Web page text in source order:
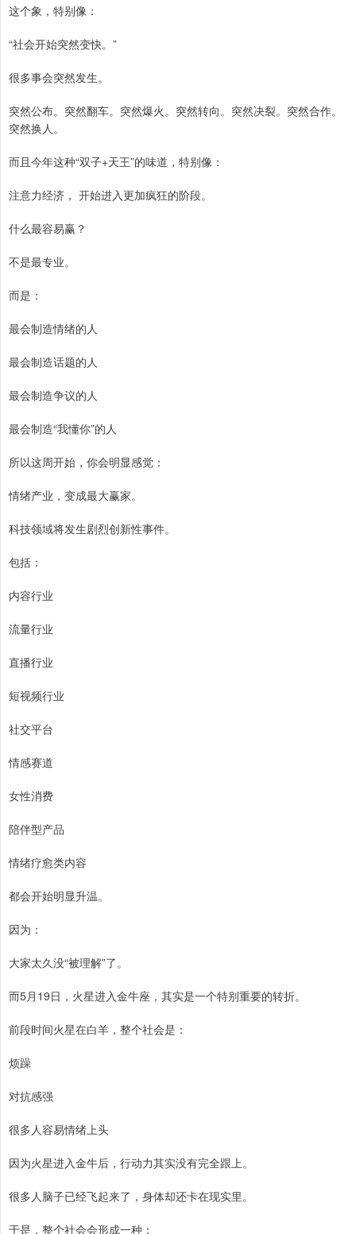
这个象，特别像：
“社会开始突然变快。”
很多事会突然发生。
突然公布。突然翻车。突然爆火。突然转向。突然决裂。突然合作。
突然换人。
而且今年这种“双子+天王”的味道，特别像：
注意力经济， 开始进入更加疯狂的阶段。
什么最容易赢？
不是最专业。
而是：
最会制造情绪的人
最会制造话题的人
最会制造争议的人
最会制造“我懂你”的人
所以这周开始，你会明显感觉：
情绪产业，变成最大赢家。
科技领域将发生剧烈创新性事件。
包括：
内容行业
流量行业
直播行业
短视频行业
社交平台
情感赛道
女性消费
陪伴型产品
情绪疗愈类内容
都会开始明显升温。
因为：
大家太久没“被理解”了。
而5月19日，火星进入金牛座，其实是一个特别重要的转折。
前段时间火星在白羊，整个社会是：
烦躁
对抗感强
很多人容易情绪上头
因为火星进入金牛后，行动力其实没有完全跟上。
很多人脑子已经飞起来了，身体却还卡在现实里。
于是，整个社会会形成一种：